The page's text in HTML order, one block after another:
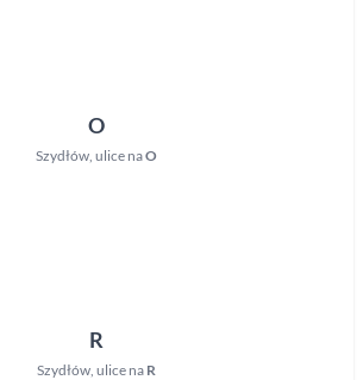
O
Szydłów, ulice naO
R
Szydłów, ulice na R